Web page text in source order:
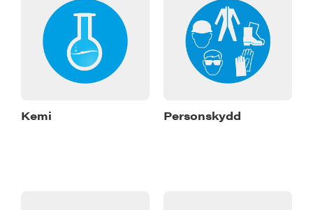
Kemi Personskydd